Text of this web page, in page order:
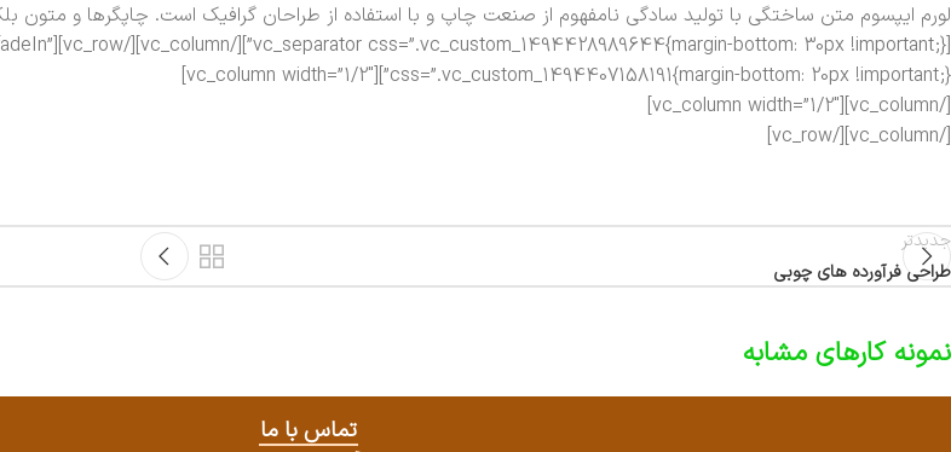
لورم ایپسوم متن ساختگی با تولید سادگی نامفهوم از صنعت چاپ و با استفاده از طراحان گرافیک است. چاپگرها و متون
css=”.vc_custom_1494407158191{margin-bottom: 20px !important;}”][vc_column width=”1/2″]
[/vc_column][vc_column width=”1/2″]
[/vc_column][/vc_row]
جدیدتر
طراحی فرآورده های چوبی
نمونه کارهای مشابه
تماس با ما